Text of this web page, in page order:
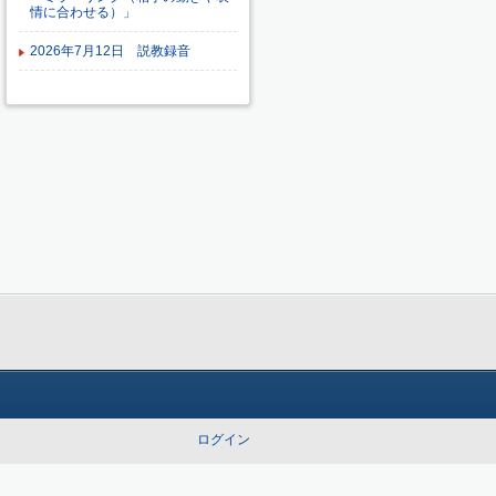
情に合わせる）」
2026年7月12日 説教録音
ログイン